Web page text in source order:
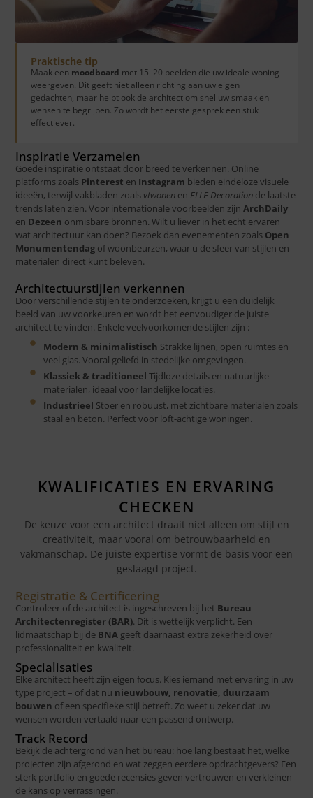
Inspiratie Verzamelen
Goede inspiratie ontstaat door breed te verkennen. Online
platforms zoals Pinterest en Instagram bieden eindeloze visuele
ideeën, terwijl vakbladen zoals vtwonen en ELLE Decoration de laatste
trends laten zien. Voor internationale voorbeelden zijnArchDaily
en Dezeen onmisbare bronnen. Wilt u liever in het echt ervaren
wat architectuur kan doen? Bezoek dan evenementen zoals Open
Monumentendag of woonbeurzen, waar u de sfeer van stijlen en
materialen direct kunt beleven.
Architectuurstijlen verkennen
Door verschillende stijlen te onderzoeken, krijgt u een duidelijk
beeld van uw voorkeuren en wordt het eenvoudiger de juiste
architect te vinden. Enkele veelvoorkomende stijlen zijn :
Modern & minimalistisch Strakke lijnen, open ruimtes en
veel glas. Vooral geliefd in stedelijke omgevingen.
Klassiek & traditioneel Tijdloze details en natuurlijke
materialen, ideaal voor landelijke locaties.
Industrieel Stoer en robuust, met zichtbare materialen zoals
staal en beton. Perfect voor loft-achtige woningen.
Praktische tip
Maak een moodboard met 15–20 beelden die uw ideale woning
weergeven. Dit geeft niet alleen richting aan uw eigen
gedachten, maar helpt ook de architect om snel uw smaak en
wensen te begrijpen. Zo wordt het eerste gesprek een stuk
effectiever.
KWALIFICATIES EN ERVARING
CHECKEN
De keuze voor een architect draait niet alleen om stijl en
creativiteit, maar vooral om betrouwbaarheid en
vakmanschap. De juiste expertise vormt de basis voor een
geslaagd project.
Registratie & Certificering
Controleer of de architect is ingeschreven bij het Bureau
Architectenregister (BAR). Dit is wettelijk verplicht. Een
lidmaatschap bij de BNA geeft daarnaast extra zekerheid over
professionaliteit en kwaliteit.
Specialisaties
Elke architect heeft zijn eigen focus. Kies iemand met ervaring in uw
type project – of dat nu nieuwbouw, renovatie, duurzaam
bouwen of een specifieke stijl betreft. Zo weet u zeker dat uw
wensen worden vertaald naar een passend ontwerp.
Track Record
Bekijk de achtergrond van het bureau: hoe lang bestaat het, welke
projecten zijn afgerond en wat zeggen eerdere opdrachtgevers? Een
sterk portfolio en goede recensies geven vertrouwen en verkleinen
de kans op verrassingen.